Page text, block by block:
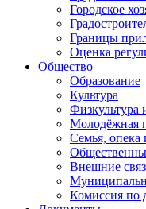
Городское
Границы
Оценка
Общество
Образование
Культура
Физкультура
Молодёжная
Семья, опека
Внешние
Комиссия по